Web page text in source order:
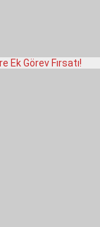
Ek Görev Fırsatı!